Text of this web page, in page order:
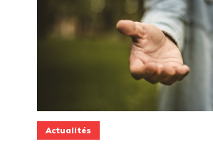
Actualités